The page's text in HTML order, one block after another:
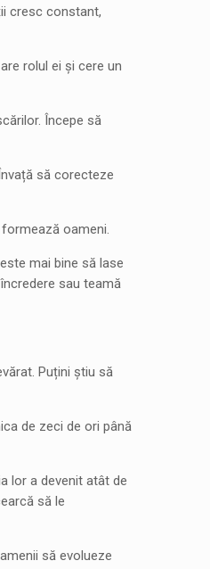
cresc constant,
rolul ei și cere un
Începe să
să corecteze
oameni.
mai bine să lase
sau teamă
Puțini știu să
de zeci de ori până
lor a devenit atât de
să le
să evolueze